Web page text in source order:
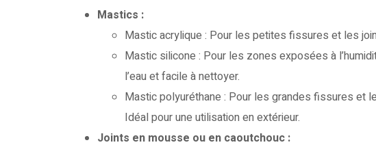
Mastics :
Mastic acrylique : Pour les petites fissures et les
Mastic silicone : Pour les zones exposées à
l’eau et facile à nettoyer.
Mastic polyuréthane : Pour les grandes fissures et
Idéal pour une utilisation en extérieur.
Joints en mousse ou en caoutchouc :